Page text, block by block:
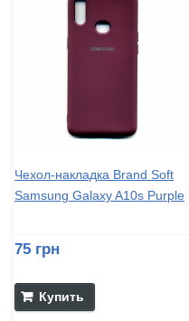
Чехол-накладка Brand Soft
Samsung Galaxy A10s Purple
75 грн
Купить